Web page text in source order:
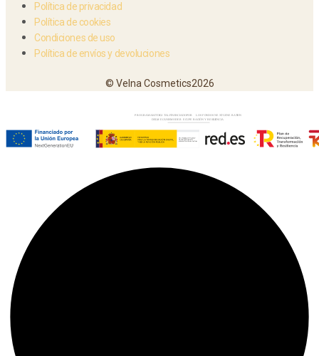
Política de privacidad
Política de cookies
Condiciones de uso
Política de envíos y devoluciones
© Velna Cosmetics2026